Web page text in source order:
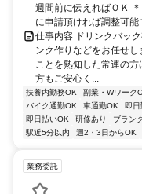
週間前に伝えればＯＫ
に申請頂ければ調整可能
仕事内容 ドリンクバッ
ンク作りなどをお任せ
ことを熟知した常連の
方もご安心く...
扶養内勤務OK 副業・Wワーク
バイク通勤OK
車通勤OK 即
即日払いOK
研修あり ブラン
駅近5分以内
週2・3日からOK
業務委託